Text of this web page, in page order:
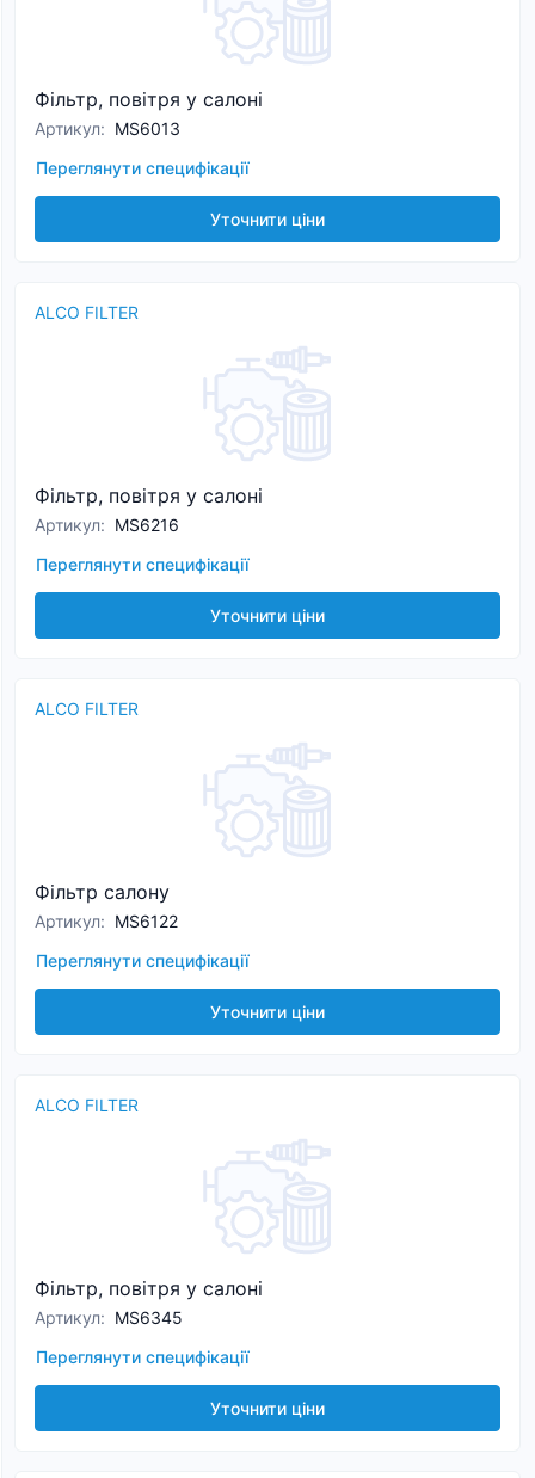
Фільтр, повітря у салоні
Артикул: MS6013
Переглянути специфікації
Уточнити ціни
ALCO FILTER
Фільтр, повітря у салоні
Артикул: MS6216
Переглянути специфікації
Уточнити ціни
ALCO FILTER
Фільтр салону
Артикул: MS6122
Переглянути специфікації
Уточнити ціни
ALCO FILTER
Фільтр, повітря у салоні
Артикул: MS6345
Переглянути специфікації
Уточнити ціни